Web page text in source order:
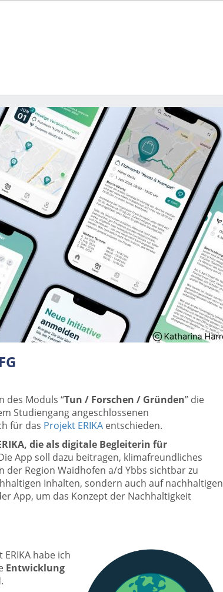
des Moduls “Tun / Forschen / Gründen” die
Studiengang angeschlossenen
für das Projekt ERIKA entschieden.
die als digitale Begleiterin für
App soll dazu beitragen, klimafreundliches
Region Waidhofen a/d Ybbs sichtbar zu
Inhalten, sondern auch auf nachhaltigen
App, um das Konzept der Nachhaltigkeit
habe ich
Entwicklung